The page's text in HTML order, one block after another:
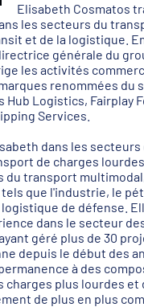
Elisabeth Cosmatos
les secteurs du
et de la logistique.
générale du
les activités
renommées du
Hub Logistics, Fairplay
Services.
dans les
de charges
du transport
que l'industrie, le
logistique de défense.
dans le secteur
géré plus de 30
depuis le début des
à des
charges plus lourdes et
de plus en plus